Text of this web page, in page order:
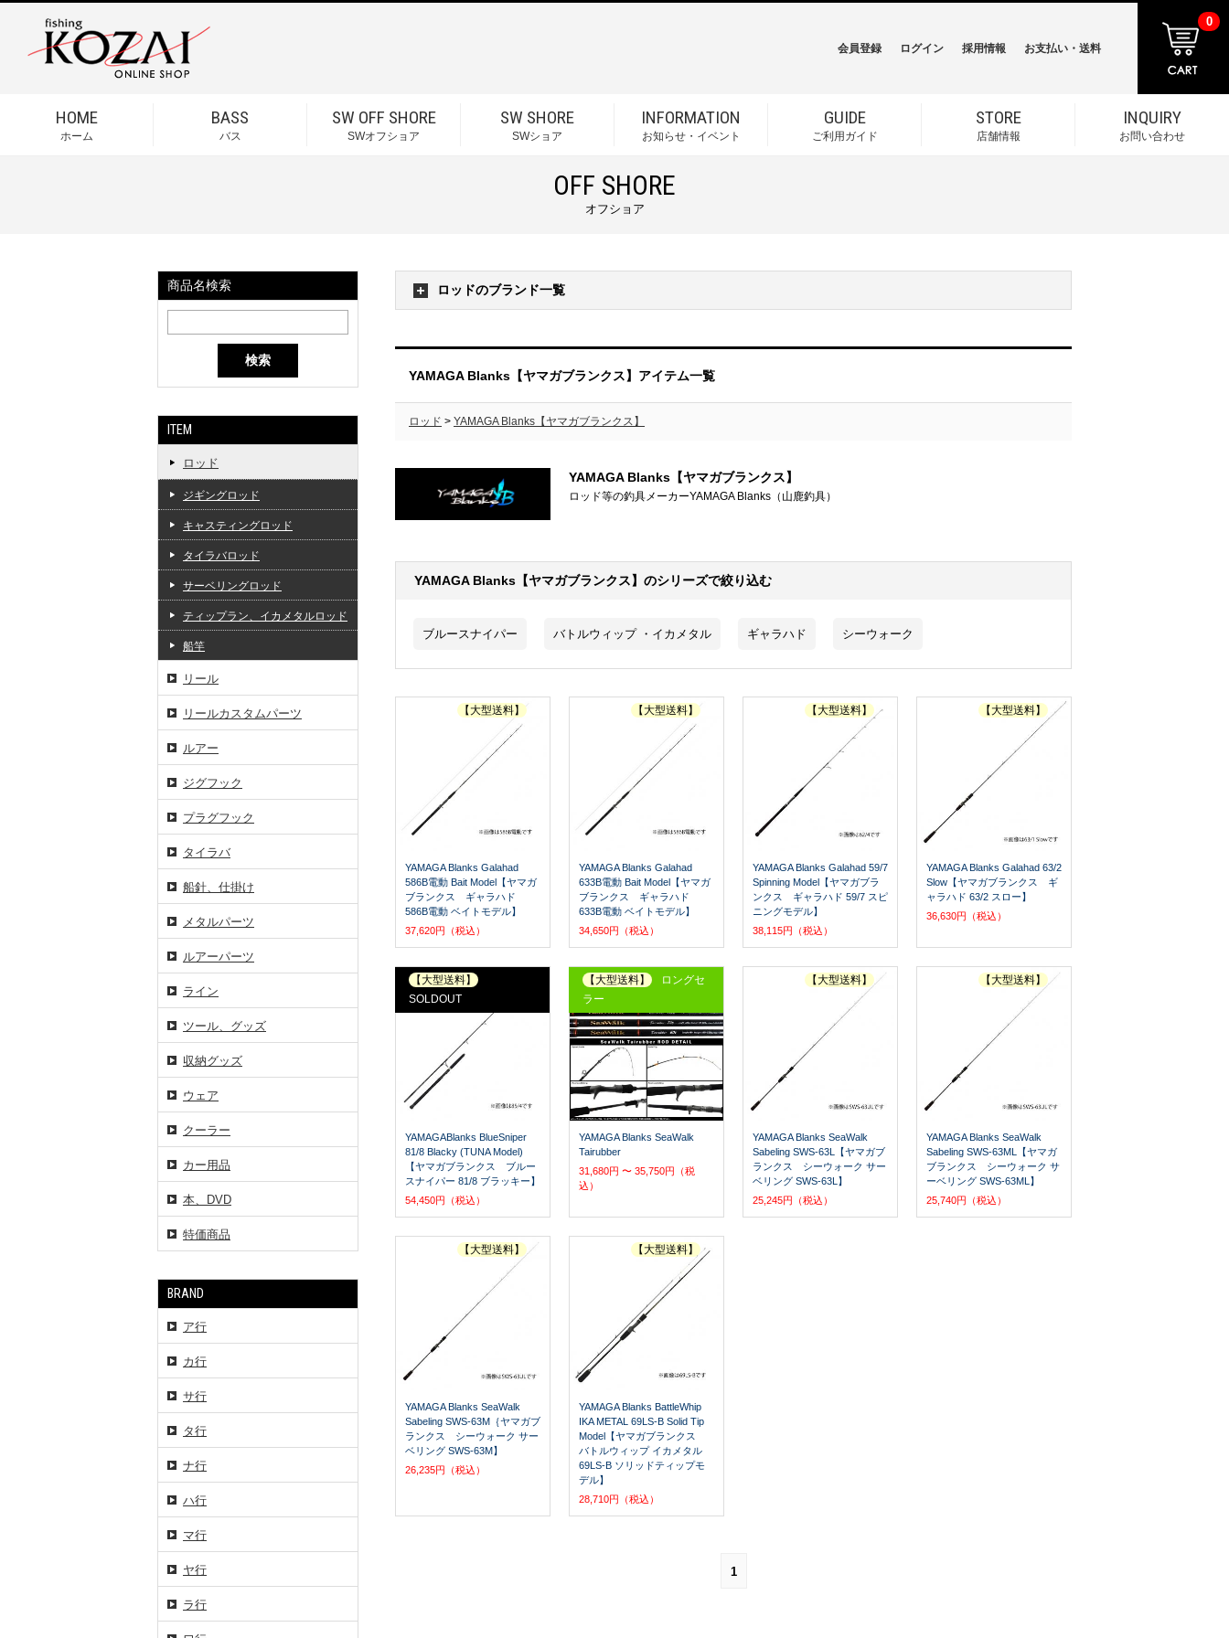
HOME
ホーム
BASS
バス
SW OFF SHORE
SWオフショア
SW SHORE
SWショア
INFORMATION
お知らせ・イベント
GUIDE
ご利用ガイド
STORE
店舗情報
INQUIRY
お問い合わせ
会員登録 ログイン 採用情報 お支払い・送料
0
OFF SHORE
オフショア
商品名検索
検索
ITEM
ロッド
ジギングロッド
キャスティングロッド
タイラバロッド
サーベリングロッド
ティップラン、イカメタルロッド
船竿
リール
リールカスタムパーツ
ルアー
ジグフック
プラグフック
タイラバ
船針、仕掛け
メタルパーツ
ルアーパーツ
ライン
ツール、グッズ
収納グッズ
ウェア
クーラー
カー用品
本、DVD
特価商品
BRAND
ア行
カ行
サ行
タ行
ナ行
ハ行
マ行
ヤ行
ラ行
ロッドのブランド一覧
YAMAGA Blanks【ヤマガブランクス】アイテム一覧
ロッド > YAMAGA Blanks【ヤマガブランクス】
YAMAGA Blanks【ヤマガブランクス】
ロッド等の釣具メーカーYAMAGA Blanks（山鹿釣具）
YAMAGA Blanks【ヤマガブランクス】のシリーズで絞り込む
ブルースナイパー バトルウィップ ・イカメタル ギャラハド シーウォーク
YAMAGA Blanks Galahad
586B電動 Bait Model【ヤマガ
ブランクス ギャラハド
586B電動 ベイトモデル】
37,620円（税込）
【大型送料】
YAMAGA Blanks Galahad
633B電動 Bait Model【ヤマガ
ブランクス ギャラハド
633B電動 ベイトモデル】
34,650円（税込）
【大型送料】
YAMAGA Blanks Galahad 59/7
Spinning Model【ヤマガブラ
ンクス ギャラハド 59/7 スピ
ニングモデル】
38,115円（税込）
【大型送料】
YAMAGA Blanks Galahad 63/2
Slow【ヤマガブランクス ギ
ャラハド 63/2 スロー】
36,630円（税込）
【大型送料】
YAMAGABlanks BlueSniper
81/8 Blacky (TUNA Model)
【ヤマガブランクス ブルー
スナイパー 81/8 ブラッキー】
54,450円（税込）
【大型送料】
SOLDOUT
YAMAGA Blanks SeaWalk
Tairubber
31,680円 〜 35,750円（税
込）
【大型送料】
ロングセ
ラー
YAMAGA Blanks SeaWalk
Sabeling SWS-63L【ヤマガブ
ランクス シーウォーク サー
ベリング SWS-63L】
25,245円（税込）
【大型送料】
YAMAGA Blanks SeaWalk
Sabeling SWS-63ML【ヤマガ
ブランクス シーウォーク サ
ーベリング SWS-63ML】
25,740円（税込）
【大型送料】
YAMAGA Blanks SeaWalk
Sabeling SWS-63M｛ヤマガブ
ランクス シーウォーク サー
ベリング SWS-63M】
26,235円（税込）
【大型送料】
YAMAGA Blanks BattleWhip
IKA METAL 69LS-B Solid Tip
Model【ヤマガブランクス
バトルウィップ イカメタル
69LS-B ソリッドティップモ
デル】
28,710円（税込）
【大型送料】
1